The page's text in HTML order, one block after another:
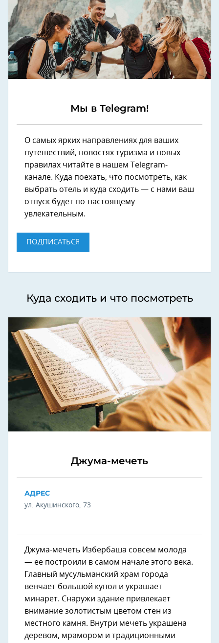
Мы в Telegram!
О самых ярких направлениях для ваших
путешествий, новостях туризма и новых
правилах читайте в нашем Telegram-
канале. Куда поехать, что посмотреть, как
выбрать отель и куда сходить — с нами ваш
отпуск будет по-настоящему
увлекательным.
ПОДПИСАТЬСЯ
Куда сходить и что посмотреть
Джума-мечеть
АДРЕС
ул. Акушинского, 73
Джума-мечеть Избербаша совсем молода
— ее построили в самом начале этого века.
Главный мусульманский храм города
венчает большой купол и украшает
минарет. Снаружи здание привлекает
внимание золотистым цветом стен из
местного камня. Внутри мечеть украшена
деревом, мрамором и традиционными